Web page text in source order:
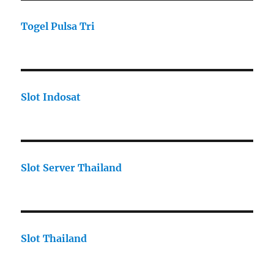
Togel Pulsa Tri
Slot Indosat
Slot Server Thailand
Slot Thailand